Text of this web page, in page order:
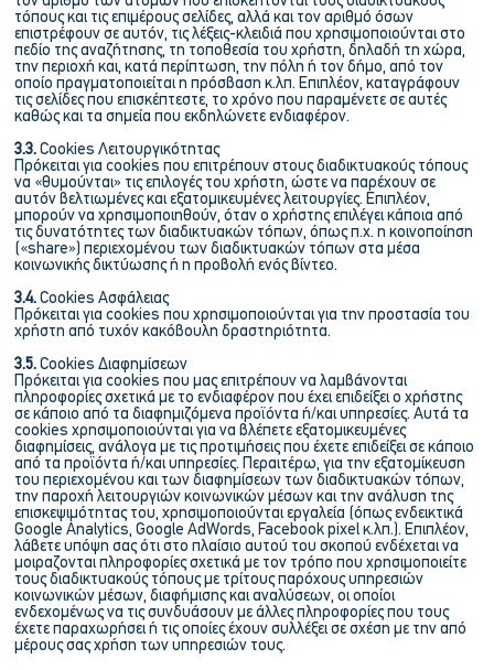
τόπους και τις επιμέρους σελίδες, αλλά και τον αριθμό όσων
επιστρέφουν σε αυτόν, τις λέξεις-κλειδιά που χρησιμοποιούνται στο
πεδίο της αναζήτησης, τη τοποθεσία του χρήστη, δηλαδή τη χώρα,
την περιοχή και, κατά περίπτωση, την πόλη ή τον δήμο, από τον
οποίο πραγματοποιείται η πρόσβαση κ.λπ. Επιπλέον, καταγράφουν
τις σελίδες που επισκέπτεστε, το χρόνο που παραμένετε σε αυτές
καθώς και τα σημεία που εκδηλώνετε ενδιαφέρον.
3.3. Cookies Λειτουργικότητας
Πρόκειται για cookies που επιτρέπουν στους διαδικτυακούς τόπους
να «θυμούνται» τις επιλογές του χρήστη, ώστε να παρέχουν σε
αυτόν βελτιωμένες και εξατομικευμένες λειτουργίες. Επιπλέον,
μπορούν να χρησιμοποιηθούν, όταν ο χρήστης επιλέγει κάποια από
τις δυνατότητες των διαδικτυακών τόπων, όπως π.χ. η κοινοποίηση
(«share») περιεχομένου των διαδικτυακών τόπων στα μέσα
κοινωνικής δικτύωσης ή η προβολή ενός βίντεο.
3.4. Cookies Ασφάλειας
Πρόκειται για cookies που χρησιμοποιούνται για την προστασία του
χρήστη από τυχόν κακόβουλη δραστηριότητα.
3.5. Cookies Διαφημίσεων
Πρόκειται για cookies που μας επιτρέπουν να λαμβάνονται
πληροφορίες σχετικά με το ενδιαφέρον που έχει επιδείξει ο χρήστης
σε κάποιο από τα διαφημιζόμενα προϊόντα ή/και υπηρεσίες. Αυτά τα
cookies χρησιμοποιούνται για να βλέπετε εξατομικευμένες
διαφημίσεις, ανάλογα με τις προτιμήσεις που έχετε επιδείξει σε κάποιο
από τα προϊόντα ή/και υπηρεσίες. Περαιτέρω, για την εξατομίκευση
του περιεχομένου και των διαφημίσεων των διαδικτυακών τόπων,
την παροχή λειτουργιών κοινωνικών μέσων και την ανάλυση της
επισκεψιμότητας του, χρησιμοποιούνται εργαλεία (όπως ενδεικτικά
Google Analytics, Google AdWords, Facebook pixel κ.λπ.). Επιπλέον,
λάβετε υπόψη σας ότι στο πλαίσιο αυτού του σκοπού ενδέχεται να
μοιραζονται πληροφορίες σχετικά με τον τρόπο που χρησιμοποιείτε
τους διαδικτυακούς τόπους με τρίτους παρόχους υπηρεσιών
κοινωνικών μέσων, διαφήμισης και αναλύσεων, οι οποίοι
ενδεχομένως να τις συνδυάσουν με άλλες πληροφορίες που τους
έχετε παραχωρήσει ή τις οποίες έχουν συλλέξει σε σχέση με την από
μέρους σας χρήση των υπηρεσιών τους.